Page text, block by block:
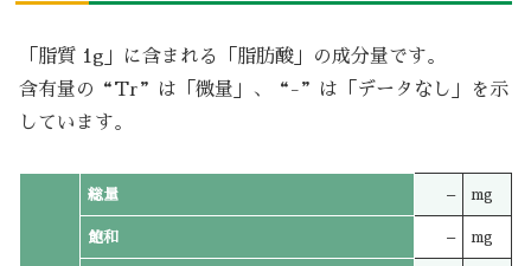
「脂質 1g」に含まれる「脂肪酸」の成分量です。
含有量の“Tr”は「微量」、“-”は「データなし」を示
しています。
総量 – mg
飽和 – mg